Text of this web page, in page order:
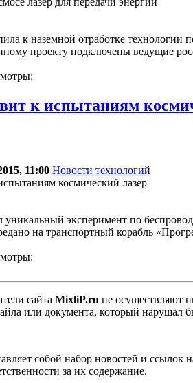
к наземной отработке технологии
проекту подключены ведущие
к испытаниям
11:00 Новости технологий
уникальный эксперимент по
на транспортный корабль
сайта MixliP.ru не осуществляют
или документа, который нарушал
собой набор новостей и
за их содержание.